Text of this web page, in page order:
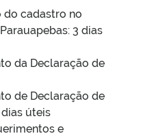
do cadastro no
3 dias
da Declaração de
de Declaração de
úteis
e